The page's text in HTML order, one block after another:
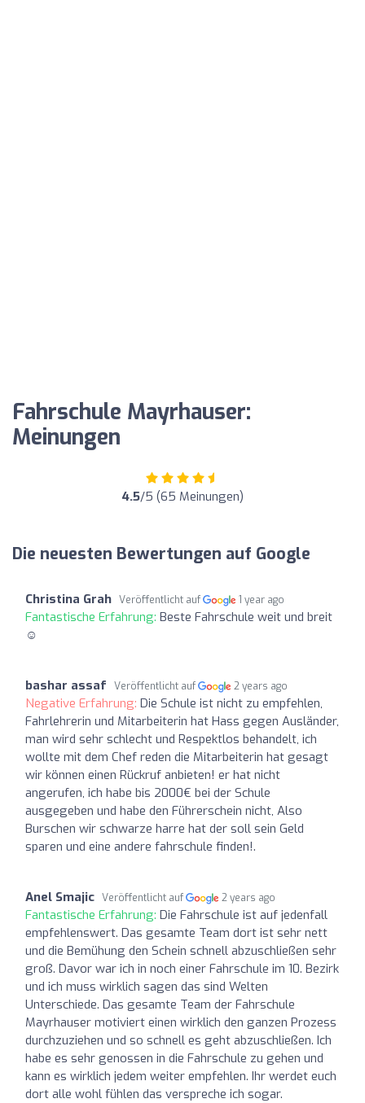
Fahrschule Mayrhauser:
Meinungen
4.5/5 (65 Meinungen)
Die neuesten Bewertungen auf Google
Christina Grah Veröffentlicht auf 1 year ago
Fantastische Erfahrung: Beste Fahrschule weit und breit
☺️
bashar assaf Veröffentlicht auf 2 years ago
Negative Erfahrung: Die Schule ist nicht zu empfehlen,
Fahrlehrerin und Mitarbeiterin hat Hass gegen Ausländer,
man wird sehr schlecht und Respektlos behandelt, ich
wollte mit dem Chef reden die Mitarbeiterin hat gesagt
wir können einen Rückruf anbieten! er hat nicht
angerufen, ich habe bis 2000€ bei der Schule
ausgegeben und habe den Führerschein nicht, Also
Burschen wir schwarze harre hat der soll sein Geld
sparen und eine andere fahrschule finden!.
Anel Smajic Veröffentlicht auf 2 years ago
Fantastische Erfahrung: Die Fahrschule ist auf jedenfall
empfehlenswert. Das gesamte Team dort ist sehr nett
und die Bemühung den Schein schnell abzuschließen sehr
groß. Davor war ich in noch einer Fahrschule im 10. Bezirk
und ich muss wirklich sagen das sind Welten
Unterschiede. Das gesamte Team der Fahrschule
Mayrhauser motiviert einen wirklich den ganzen Prozess
durchzuziehen und so schnell es geht abzuschließen. Ich
habe es sehr genossen in die Fahrschule zu gehen und
kann es wirklich jedem weiter empfehlen. Ihr werdet euch
dort alle wohl fühlen das verspreche ich sogar.